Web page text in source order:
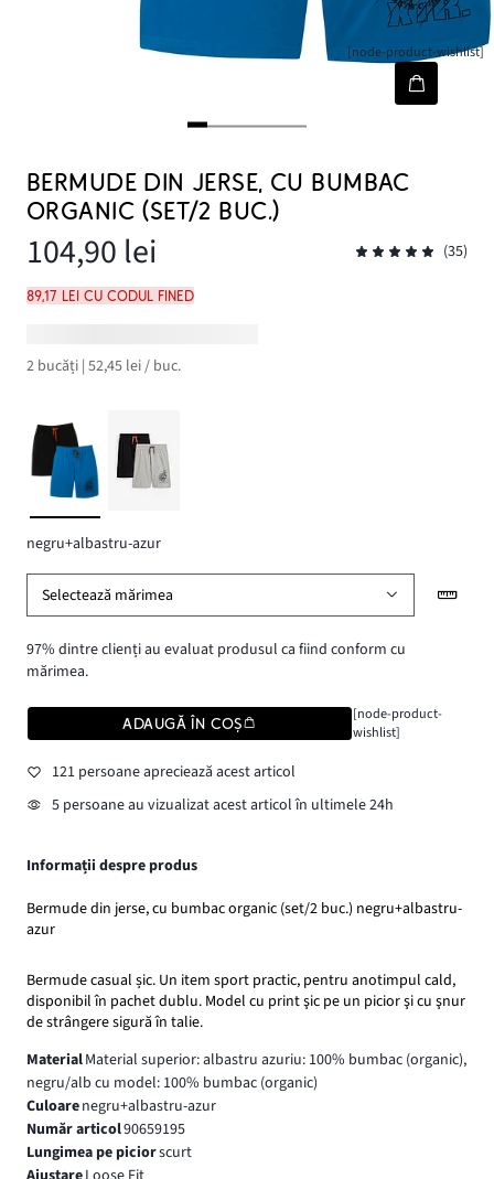
[node-product-wishlist]
BERMUDE DIN JERSE, CU BUMBAC
ORGANIC (SET/2 BUC.)
104,90 lei (35)
89,17 lei cu codul FINED
2 bucăți | 52,45 lei / buc.
negru+albastru-azur
Selectează mărimea
97% dintre clienți au evaluat produsul ca fiind conform cu
mărimea.
ADAUGĂ ÎN COȘ
[node-product-
wishlist]
121 persoane apreciează acest articol
5 persoane au vizualizat acest articol în ultimele 24h
Informații despre produs
Bermude din jerse, cu bumbac organic (set/2 buc.) negru+albastru-
azur
Bermude casual șic. Un item sport practic, pentru anotimpul cald,
disponibil în pachet dublu. Model cu print şic pe un picior şi cu şnur
de strângere sigură în talie.
MaterialMaterial superior: albastru azuriu: 100% bumbac (organic),
negru/alb cu model: 100% bumbac (organic)
Culoarenegru+albastru-azur
Număr articol90659195
Lungimea pe piciorscurt